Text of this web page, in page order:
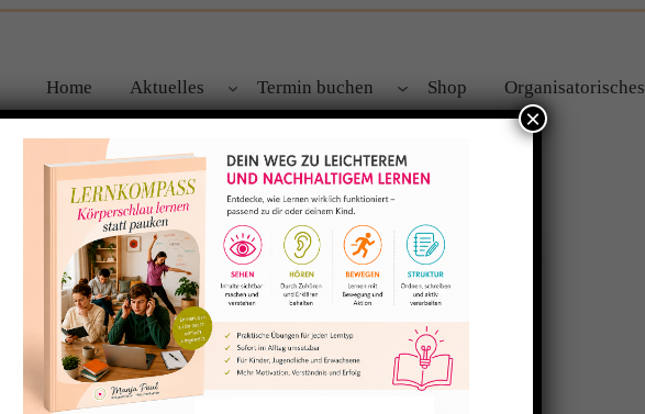
Home Aktuelles Termin buchen Shop Organisatorisches
im Trinkverhalten und ist deshalb eine der ersten Fragen, die
oder Erwachsener – wir können nachweislich besser denken
×